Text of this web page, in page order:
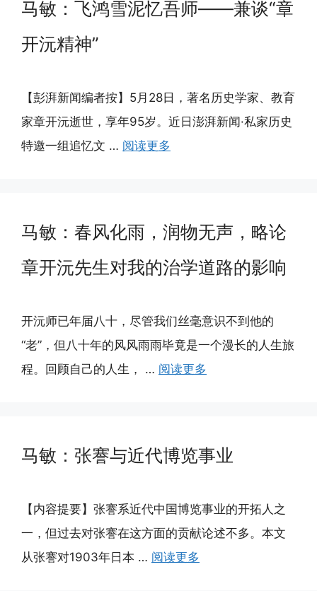
马敏：飞鸿雪泥忆吾师——兼谈“章
开沅精神”
【彭湃新闻编者按】5月28日，著名历史学家、教育
家章开沅逝世，享年95岁。近日澎湃新闻·私家历史
特邀一组追忆文 … 阅读更多
马敏：春风化雨，润物无声，略论
章开沅先生对我的治学道路的影响
开沅师已年届八十，尽管我们丝毫意识不到他的
“老”，但八十年的风风雨雨毕竟是一个漫长的人生旅
程。回顾自己的人生， … 阅读更多
马敏：张謇与近代博览事业
【内容提要】张謇系近代中国博览事业的开拓人之
一，但过去对张謇在这方面的贡献论述不多。本文
从张謇对1903年日本 … 阅读更多